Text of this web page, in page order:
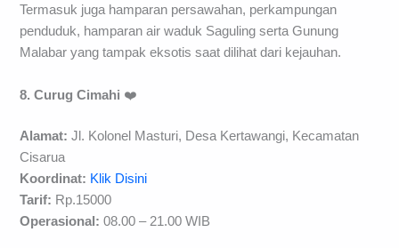
Termasuk juga hamparan persawahan, perkampungan
penduduk, hamparan air waduk Saguling serta Gunung
Malabar yang tampak eksotis saat dilihat dari kejauhan.
8. Curug Cimahi ❤️
Alamat:Jl. Kolonel Masturi, Desa Kertawangi, Kecamatan
Cisarua
Koordinat: Klik Disini
Tarif: Rp.15000
Operasional:08.00 – 21.00 WIB